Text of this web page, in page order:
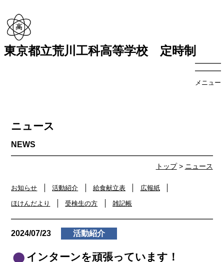
東京都立荒川工科高等学校 定時制
メニュー
トップ> ニュース
ニュース
お知らせ 活動紹介 給食献立表 広報紙
ほけんだより 受検生の方 雑記帳
2024/07/23 活動紹介
インターンを頑張っています！